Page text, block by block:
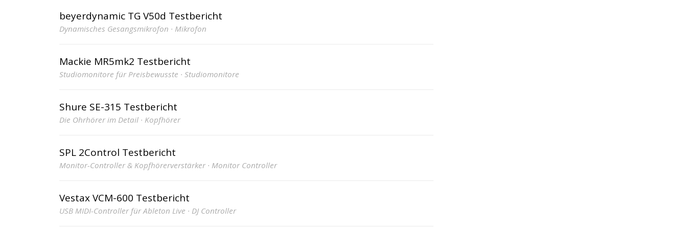
beyerdynamic TG V50d Testbericht
Dynamisches Gesangsmikrofon · Mikrofon
Mackie MR5mk2 Testbericht
Studiomonitore für Preisbewusste · Studiomonitore
Shure SE-315 Testbericht
Die Ohrhörer im Detail · Kopfhörer
SPL 2Control Testbericht
Monitor-Controller & Kopfhörerverstärker · Monitor Controller
Vestax VCM-600 Testbericht
USB MIDI-Controller für Ableton Live · DJ Controller